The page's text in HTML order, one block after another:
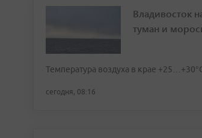
Владивосток
туман и
Температура воздуха в крае
сегодня, 08:16